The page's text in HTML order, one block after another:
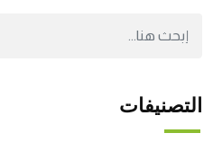
التصنيفات